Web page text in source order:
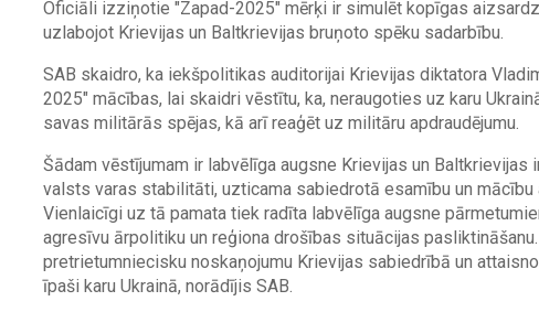
Oficiāli izziņotie "Zapad-2025" mērķi ir simulēt kopīgas
uzlabojot Krievijas un Baltkrievijas bruņoto spēku sadarbību.
SAB skaidro, ka iekšpolitikas auditorijai Krievijas diktatora
2025" mācības, lai skaidri vēstītu, ka, neraugoties uz karu
savas militārās spējas, kā arī reaģēt uz militāru apdraudējumu.
Šādam vēstījumam ir labvēlīga augsne Krievijas un Baltkrievijas
valsts varas stabilitāti, uzticama sabiedrotā esamību un
Vienlaicīgi uz tā pamata tiek radīta labvēlīga augsne
agresīvu ārpolitiku un reģiona drošības situācijas
pretrietumniecisku noskaņojumu Krievijas sabiedrībā un
īpaši karu Ukrainā, norādījis SAB.